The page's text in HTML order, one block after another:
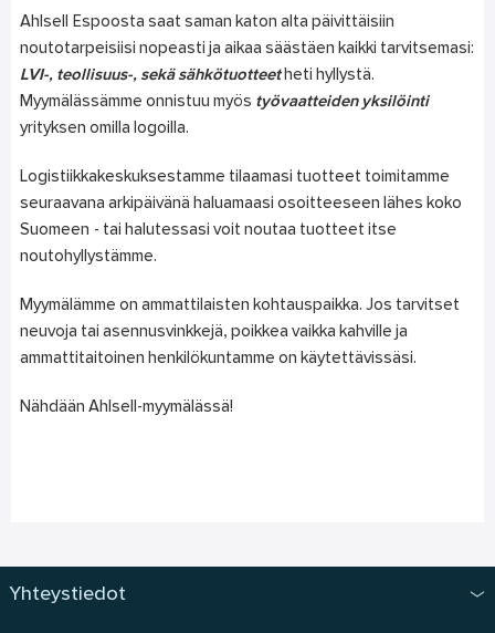
Ahlsell Espoosta saat saman katon alta päivittäisiin
noutotarpeisiisi nopeasti ja aikaa säästäen kaikki tarvitsemasi:
LVI-, teollisuus-, sekä sähkötuotteet heti hyllystä.
Myymälässämme onnistuu myös työvaatteiden yksilöinti
yrityksen omilla logoilla.
Logistiikkakeskuksestamme tilaamasi tuotteet toimitamme
seuraavana arkipäivänä haluamaasi osoitteeseen lähes koko
Suomeen - tai halutessasi voit noutaa tuotteet itse
noutohyllystämme.
Myymälämme on ammattilaisten kohtauspaikka. Jos tarvitset
neuvoja tai asennusvinkkejä, poikkea vaikka kahville ja
ammattitaitoinen henkilökuntamme on käytettävissäsi.
Nähdään Ahlsell-myymälässä!
Yhteystiedot